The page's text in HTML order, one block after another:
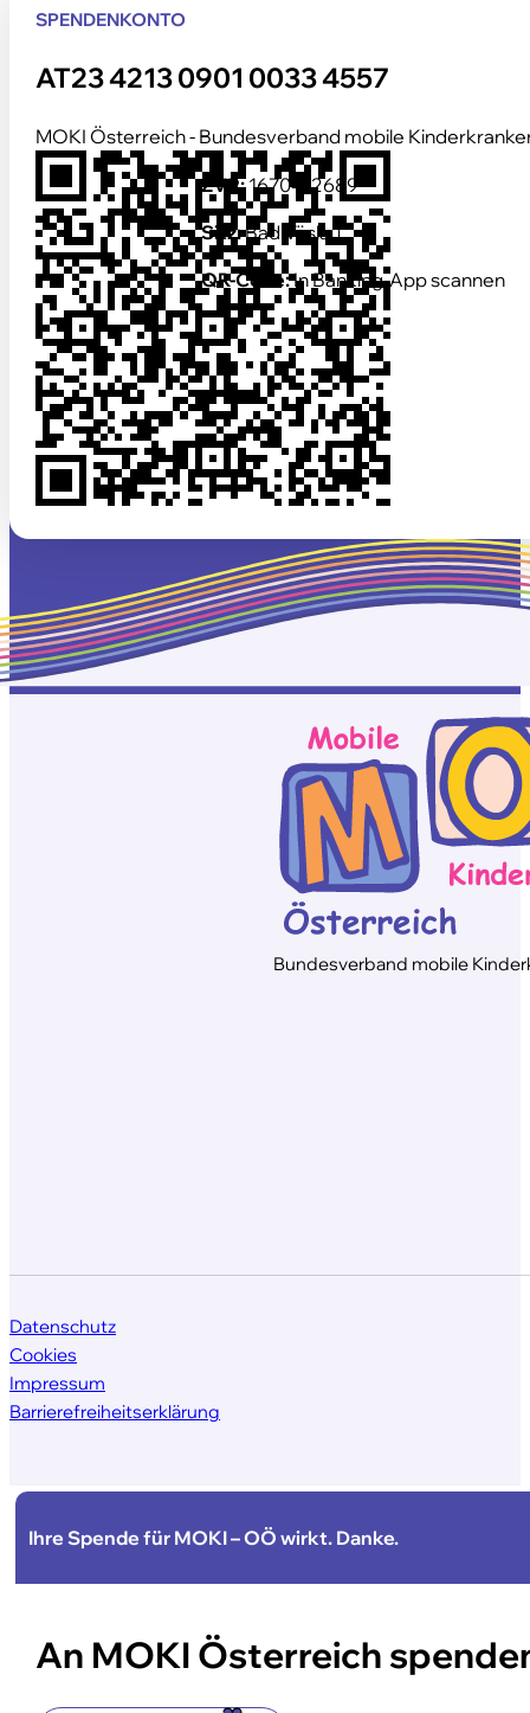
SPENDENKONTO
AT23 4213 0901 0033 4557
MOKI Österreich - Bundesverband mobile
ZVR:1670412689
Sitz:Bad Vöslau
QR-Code:In Banking-App scannen
Bundesverband mobile
Datenschutz
Cookies
Impressum
Barrierefreiheitserklärung
Ihre Spende für MOKI – OÖ wirkt. Danke.
An MOKI Österreich